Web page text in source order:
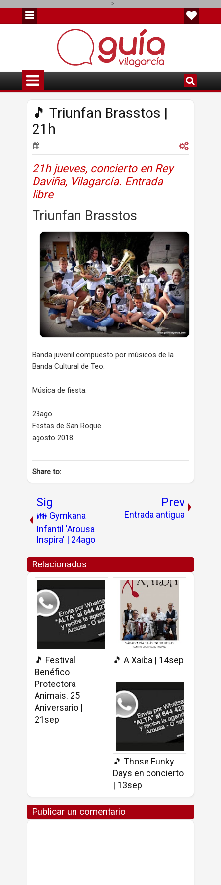
-->
🎵 Triunfan Brasstos |
21h
21h jueves, concierto en Rey
Daviña, Vilagarcía. Entrada
libre
Triunfan Brasstos
Banda juvenil compuesto por músicos de la
Banda Cultural de Teo.
Música de fiesta.
23ago
Festas de San Roque
agosto 2018
Share to:
Sig
👪 Gymkana
Infantil 'Arousa
Inspira' | 24ago
Prev
Entrada antigua
Relacionados
🎵 Festival
Benéfico
Protectora
Animais. 25
Aniversario |
21sep
🎵 A Xaiba | 14sep
🎵 Those Funky
Days en concierto
| 13sep
Publicar un comentario